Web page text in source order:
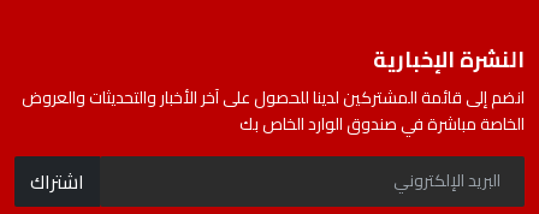
النشرة الإخبارية
انضم إلى قائمة المشتركين لدينا للحصول على آخر الأخبار والتحديثات والعروض
الخاصة مباشرة في صندوق الوارد الخاص بك
اشتراك